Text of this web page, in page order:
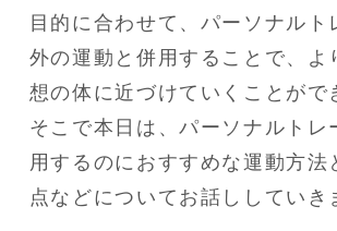
目的に合わせて、パーソナルト
外の運動と併用することで、よ
想の体に近づけていくことがで
そこで本日は、パーソナルトレ
用するのにおすすめな運動方法
点などについてお話ししていき